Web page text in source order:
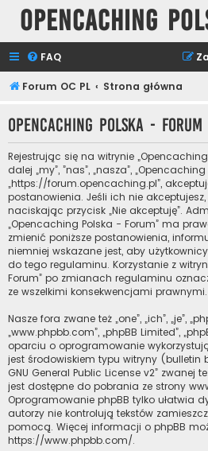
Opencaching
FAQ
Forum OC PL Strona główna
Opencaching Polska -
Rejestrując się na witrynie
dalej „my”, ”nas”, „nasza”,
„https://forum.opencaching.pl”,
postanowienia. Jeśli ich nie
naciskając przycisk „Nie akceptuję”.
„Opencaching Polska - Forum” ma
zmienić poniższe postanowienia,
niemniej wskazane jest, aby
do tego regulaminu. Korzystanie z
Forum” po zmianach regulaminu
ze wszelkimi konsekwencjami prawnymi.
Nasze fora zwane też „one”, „ich”, „je”,
„www.phpbb.com”, „phpBB Limited”,
oparciu o oprogramowanie
jest środowiskiem typu witryny (bulletin
GNU General Public License v2” zwanej
jest dostępne do pobrania ze strony
Oprogramowanie phpBB tylko ułatwia
autorzy nie kontrolują tekstów
pomocą. Więcej informacji o phpBB
https://www.phpbb.com/.